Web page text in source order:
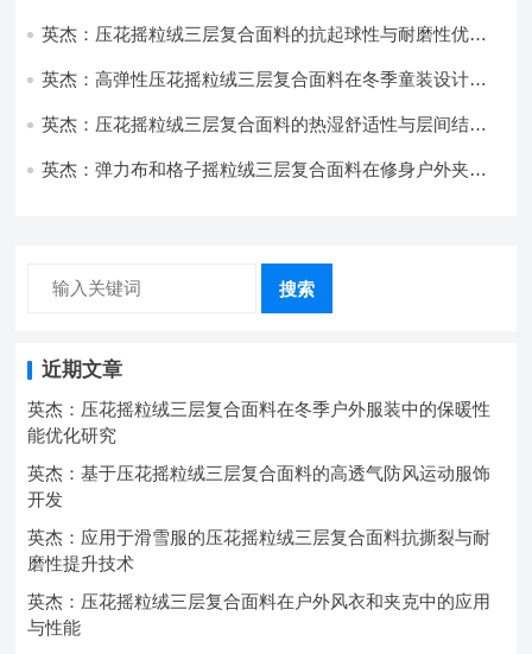
英杰：压花摇粒绒三层复合面料的抗起球性与耐磨性优化
英杰：高弹性压花摇粒绒三层复合面料在冬季童装设计中
英杰：压花摇粒绒三层复合面料的热湿舒适性与层间结合
英杰：弹力布和格子摇粒绒三层复合面料在修身户外夹克
搜索
近期文章
英杰：压花摇粒绒三层复合面料在冬季户外服装中的保暖性
能优化研究
英杰：基于压花摇粒绒三层复合面料的高透气防风运动服饰
开发
英杰：应用于滑雪服的压花摇粒绒三层复合面料抗撕裂与耐
磨性提升技术
英杰：压花摇粒绒三层复合面料在户外风衣和夹克中的应用
与性能